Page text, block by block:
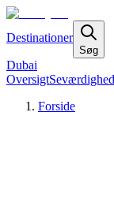
Destinationer
Søg
Dubai
Oversigt
Forside